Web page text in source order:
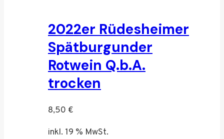
2022er Rüdesheimer
Spätburgunder
Rotwein Q.b.A.
trocken
8,50 €
inkl. 19 % MwSt.